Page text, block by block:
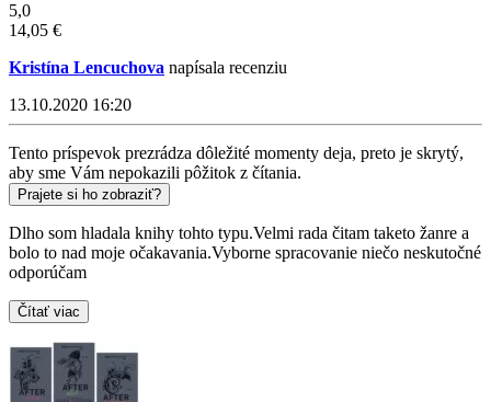
5,0
14,05 €
Kristína Lencuchova napísala recenziu
13.10.2020 16:20
Tento príspevok prezrádza dôležité momenty deja, preto je skrytý,
aby sme Vám nepokazili pôžitok z čítania.
Prajete si ho zobraziť?
Dlho som hladala knihy tohto typu.Velmi rada čitam taketo žanre a
bolo to nad moje očakavania.Vyborne spracovanie niečo neskutočné
odporúčam
Čítať viac